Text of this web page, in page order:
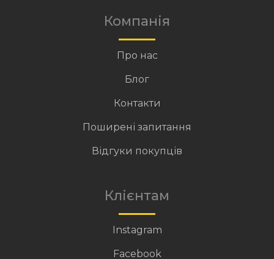
Компанія
Про нас
Блог
Контакти
Поширені запитання
Відгуки покупців
Клієнтам
Instagram
Facebook